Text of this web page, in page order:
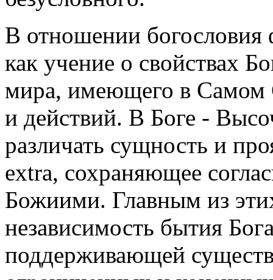
В отношении богословия
как учение о свойствах
мира, имеющего в Самом
и действий. В Боге -
различать сущность и
extra, сохраняющее
Божиими. Главным из
независимость бытия
поддерживающей